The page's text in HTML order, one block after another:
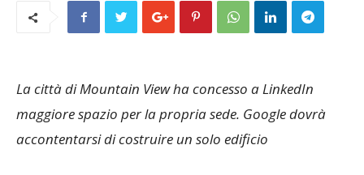
La città di Mountain View ha concesso a LinkedIn
maggiore spazio per la propria sede. Google dovrà
accontentarsi di costruire un solo edificio